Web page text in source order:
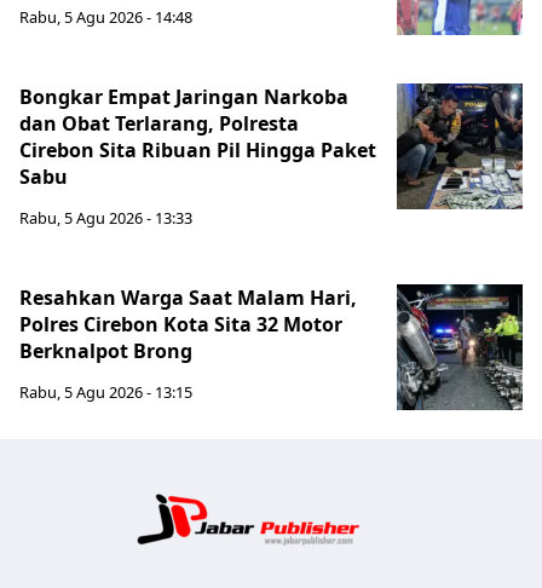
Rabu, 5 Agu 2026 - 14:48
Bongkar Empat Jaringan Narkoba
dan Obat Terlarang, Polresta
Cirebon Sita Ribuan Pil Hingga Paket
Sabu
Rabu, 5 Agu 2026 - 13:33
Resahkan Warga Saat Malam Hari,
Polres Cirebon Kota Sita 32 Motor
Berknalpot Brong
Rabu, 5 Agu 2026 - 13:15